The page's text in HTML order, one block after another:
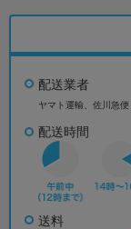
配送業者
ヤマト運輸、佐川急便
配送時間
送料